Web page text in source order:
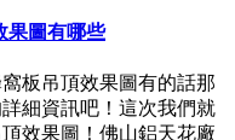
果圖有哪些
板吊頂效果圖有的話那
細資訊吧！這次我們就
效果圖！佛山鋁天花廠